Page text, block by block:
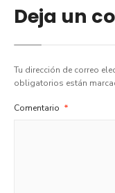
Deja un
Tu dirección de correo
obligatorios están
Comentario *